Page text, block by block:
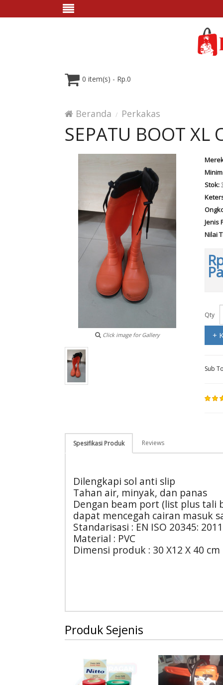
0 item(s) - Rp.0
Beranda Perkakas
SEPATU BOOT XL
Click image for Gallery
Stok:
Jenis
Nilai
Qty
+
Sub
Spesifikasi Produk Reviews
Dilengkapi sol anti slip
Tahan air, minyak, dan panas
Dengan beam port (list plus tali
dapat mencegah cairan masuk
Standarisasi : EN ISO 20345: 2011
Material : PVC
Dimensi produk : 30 X12 X 40 cm
Produk Sejenis